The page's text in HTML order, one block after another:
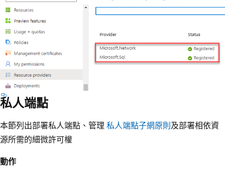
私人端點
本節列出部署私人端點、管理私人端點子網原則及部署相依資
源所需的細微許可權
動作